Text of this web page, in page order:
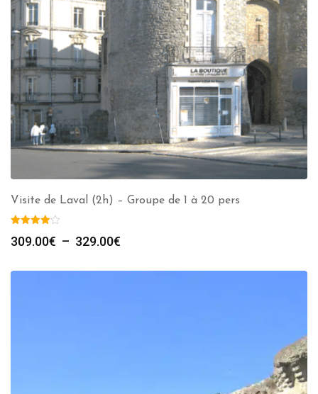
Visite de Laval (2h) – Groupe de 1 à 20 pers
309.00€ – 329.00€
prix :